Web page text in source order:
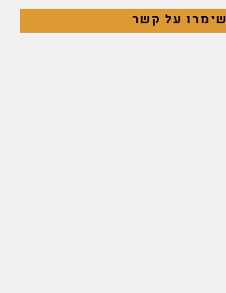
שימרו על קשר